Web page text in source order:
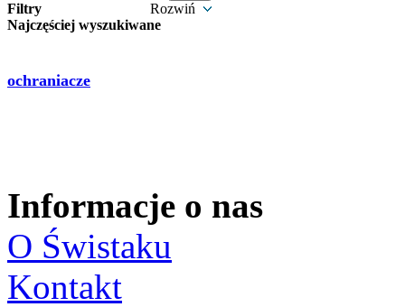
Filtry
Rozwiń
Najczęściej wyszukiwane
ochraniacze
Informacje o nas
O Świstaku
Kontakt